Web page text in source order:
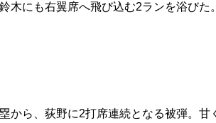
木にも右翼席へ飛び込む2ランを浴びた。
ら、荻野に2打席連続となる被弾。甘